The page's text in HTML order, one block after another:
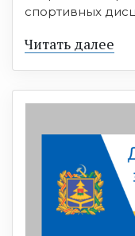
спортивных
Читать далее